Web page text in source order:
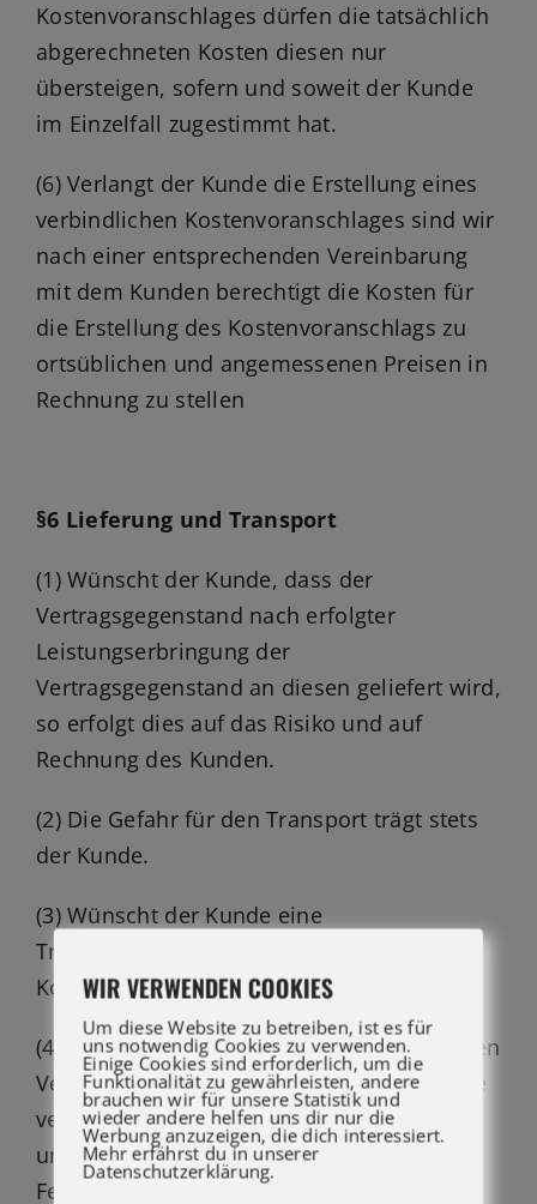
Kostenvoranschlages dürfen die tatsächlich
abgerechneten Kosten diesen nur
übersteigen, sofern und soweit der Kunde
im Einzelfall zugestimmt hat.
(6) Verlangt der Kunde die Erstellung eines
verbindlichen Kostenvoranschlages sind wir
nach einer entsprechenden Vereinbarung
mit dem Kunden berechtigt die Kosten für
die Erstellung des Kostenvoranschlags zu
ortsüblichen und angemessenen Preisen in
Rechnung zu stellen
§6 Lieferung und Transport
(1) Wünscht der Kunde, dass der
Vertragsgegenstand nach erfolgter
Leistungserbringung der
Vertragsgegenstand an diesen geliefert wird,
so erfolgt dies auf das Risiko und auf
Rechnung des Kunden.
(2) Die Gefahr für den Transport trägt stets
der Kunde.
(3) Wünscht der Kunde eine
Transportversicherung, so hat dieser die
Kosten hierfür zu tragen.
(4) Sollten keine abweichenden, schriftlichen
Vereinbarungen vorliegen, so ist der Kunde
verpflichtet den Vertragsgegenstand
unverzüglich nach der
Fertigstellungsmeldung durch uns in
WIR VERWENDEN COOKIES
Um diese Website zu betreiben, ist es für
uns notwendig Cookies zu verwenden.
Einige Cookies sind erforderlich, um die
Funktionalität zu gewährleisten, andere
brauchen wir für unsere Statistik und
wieder andere helfen uns dir nur die
Werbung anzuzeigen, die dich interessiert.
Mehr erfährst du in unserer
Datenschutzerklärung.